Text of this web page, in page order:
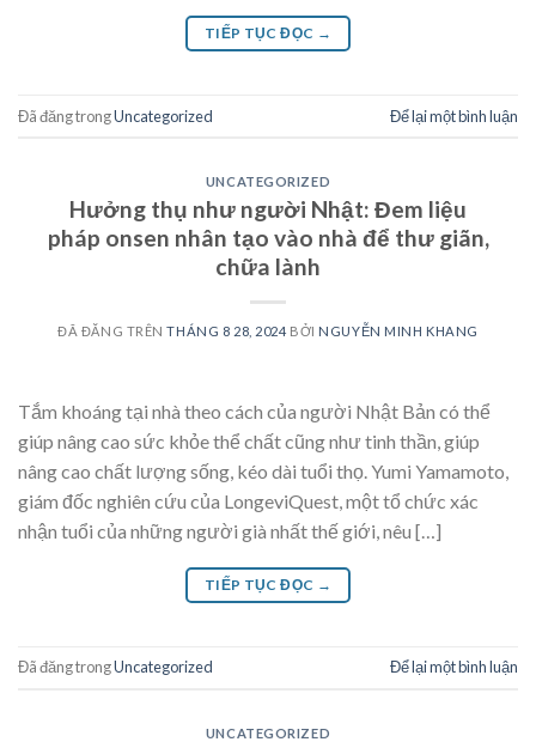
TIẾP TỤC ĐỌC →
Đã đăng trongUncategorized Để lại một bình luận
UNCATEGORIZED
Hưởng thụ như người Nhật: Đem liệu
pháp onsen nhân tạo vào nhà để thư giãn,
chữa lành
ĐÃ ĐĂNG TRÊNTHÁNG 8 28, 2024 BỞI NGUYỄN MINH KHANG
Tắm khoáng tại nhà theo cách của người Nhật Bản có thể
giúp nâng cao sức khỏe thể chất cũng như tinh thần, giúp
nâng cao chất lượng sống, kéo dài tuổi thọ. Yumi Yamamoto,
giám đốc nghiên cứu của LongeviQuest, một tổ chức xác
nhận tuổi của những người già nhất thế giới, nêu […]
TIẾP TỤC ĐỌC →
Đã đăng trongUncategorized Để lại một bình luận
UNCATEGORIZED